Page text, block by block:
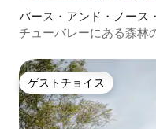
バース・アンド・ノース
トのドームハウス
チューバレーにある森林
ゲストチョイス
ゲストチョイス